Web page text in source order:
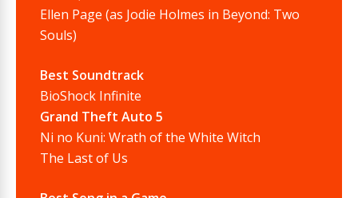
Ellen Page (as Jodie Holmes in Beyond: Two
Souls)
Best Soundtrack
BioShock Infinite
Grand Theft Auto 5
Ni no Kuni: Wrath of the White Witch
The Last of Us